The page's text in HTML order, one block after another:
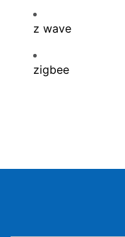
z wave
zigbee